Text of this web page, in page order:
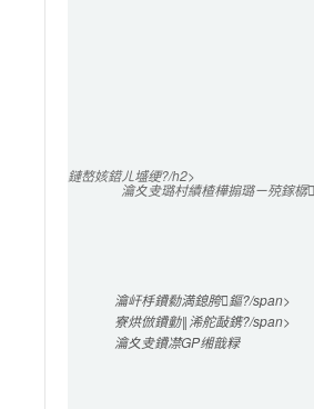
鏈嶅姟鍣ㄦ墭绠?/h2>
瀹夊叏璐村績楂樺搧璐ㄧ殑鎵樼
瀹屽杽鐨勬満鎴胯鏂?/span>
寮烘倣鐨勭‖浠舵敮鎸?/span>
瀹夊叏鐨凚GP缃戠粶